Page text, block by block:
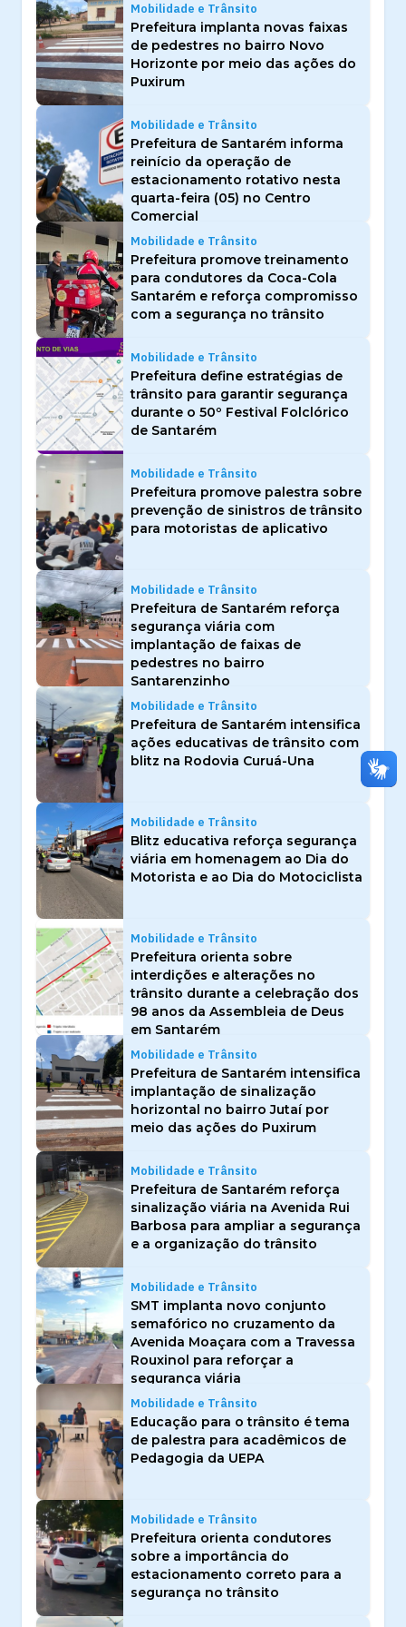
Mobilidade e Trânsito
Prefeitura implanta novas faixas
de pedestres no bairro Novo
Horizonte por meio das ações do
Puxirum
Mobilidade e Trânsito
Prefeitura de Santarém informa
reinício da operação de
estacionamento rotativo nesta
quarta-feira (05) no Centro
Comercial
Mobilidade e Trânsito
Prefeitura promove treinamento
para condutores da Coca-Cola
Santarém e reforça compromisso
com a segurança no trânsito
Mobilidade e Trânsito
Prefeitura define estratégias de
trânsito para garantir segurança
durante o 50º Festival Folclórico
de Santarém
Mobilidade e Trânsito
Prefeitura promove palestra sobre
prevenção de sinistros de trânsito
para motoristas de aplicativo
Mobilidade e Trânsito
Prefeitura de Santarém reforça
segurança viária com
implantação de faixas de
pedestres no bairro
Santarenzinho
Mobilidade e Trânsito
Prefeitura de Santarém intensifica
ações educativas de trânsito com
blitz na Rodovia Curuá-Una
Mobilidade e Trânsito
Blitz educativa reforça segurança
viária em homenagem ao Dia do
Motorista e ao Dia do Motociclista
Mobilidade e Trânsito
Prefeitura orienta sobre
interdições e alterações no
trânsito durante a celebração dos
98 anos da Assembleia de Deus
em Santarém
Mobilidade e Trânsito
Prefeitura de Santarém intensifica
implantação de sinalização
horizontal no bairro Jutaí por
meio das ações do Puxirum
Mobilidade e Trânsito
Prefeitura de Santarém reforça
sinalização viária na Avenida Rui
Barbosa para ampliar a segurança
e a organização do trânsito
Mobilidade e Trânsito
SMT implanta novo conjunto
semafórico no cruzamento da
Avenida Moaçara com a Travessa
Rouxinol para reforçar a
segurança viária
Mobilidade e Trânsito
Educação para o trânsito é tema
de palestra para acadêmicos de
Pedagogia da UEPA
Mobilidade e Trânsito
Prefeitura orienta condutores
sobre a importância do
estacionamento correto para a
segurança no trânsito